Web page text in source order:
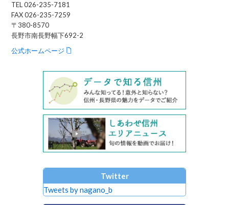
TEL 026-235-7181
FAX 026-235-7259
〒380-8570
長野市南長野幅下692-2
公式ホームページ
Twitter
Tweets by nagano_b